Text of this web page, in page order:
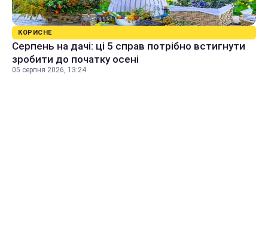
КОРИСНЕ
Серпень на дачі: ці 5 справ потрібно встигнути
зробити до початку осені
05 серпня 2026, 13:24